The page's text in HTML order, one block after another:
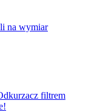
na wymiar
filtrem